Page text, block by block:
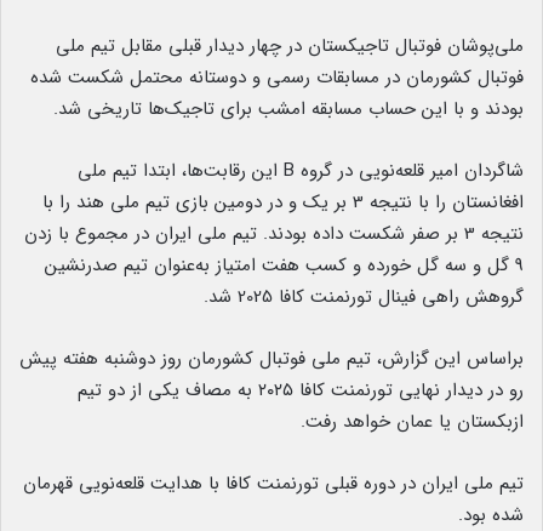
ملی‌پوشان فوتبال تاجیکستان در چهار دیدار قبلی مقابل تیم ملی
فوتبال کشورمان در مسابقات رسمی و دوستانه محتمل شکست شده
بودند و با این حساب مسابقه امشب برای تاجیک‌ها تاریخی شد.
شاگردان امیر قلعه‌نویی در گروه B این رقابت‌ها، ابتدا تیم ملی
افغانستان را با نتیجه 3 بر یک و در دومین بازی تیم ملی هند را با
نتیجه 3 بر صفر شکست داده بودند. تیم ملی ایران در مجموع با زدن
9 گل و سه گل خورده و کسب هفت امتیاز به‌عنوان تیم صدرنشین
گروهش راهی فینال تورنمنت کافا 2025 شد.
براساس این گزارش، تیم ملی فوتبال کشورمان روز دوشنبه هفته پیش
رو در دیدار نهایی تورنمنت کافا ۲۰۲۵ به مصاف یکی از دو تیم
ازبکستان یا عمان خواهد رفت.
تیم ملی ایران در دوره قبلی تورنمنت کافا با هدایت قلعه‌نویی قهرمان
شده بود.